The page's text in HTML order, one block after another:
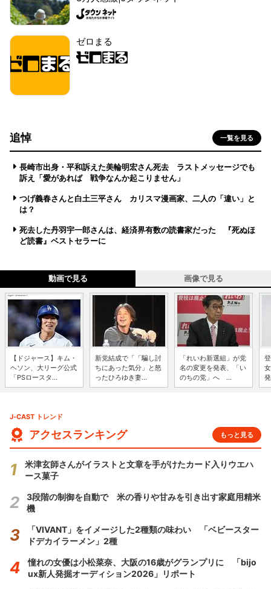
ゼロまる
追悼 一覧を見る
長崎市出身・平和訴えた美輪明宏さん死去 ラストメッセージでも
訴え「愛があれば 戦争なんか起こりません」
つげ義春さんと白土三平さん カリスマ漫画家、二人の「違い」と
は？
死去した丹羽宇一郎さんは、経済界有数の読書家だった 『死ぬほ
ど読書』ベストセラーに
動画で見る 画像で見る
【ドジャース】キム・
ヘソン、大リーグ公式
「PSロースタ...
新党結成で「「騙し討
ちにあった気分」と怒
ったひろゆき妻...
「れいわ新選組」が党
名の変更を発表、「い
のちの党」へ ...
J-CAST トレンド
アクセスランキング もっと見る
米津玄師さんがイラストと文章を手がけたカード入りウエハ
ース菓子
3段階の制御を自動で 米の香りや甘みを引き出す家庭用精米
機
「VIVANT」をイメージした2種類の味わい 「ベビースター
ドデカイラーメン」2種
憧れの女優は小松菜奈、大阪の16歳がグランプリに 「bijo
ux新人発掘オーディション2026」リポート